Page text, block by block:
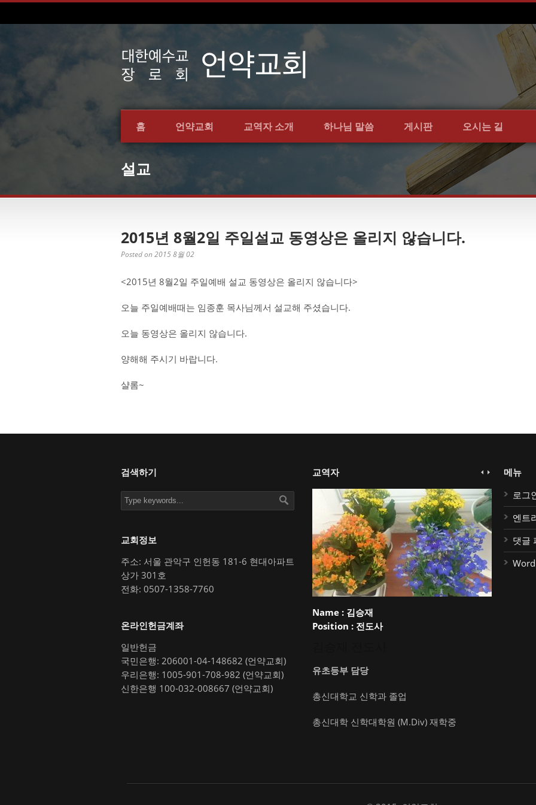
홈 언약교회 교역자 소개 하나님 말씀 게시판 오시는 길
설교
2015년 8월2일 주일설교 동영상은 올리지 않습니다.
Posted on 2015 8월 02
<2015년 8월2일 주일예배 설교 동영상은 올리지 않습니다>
오늘 주일예배때는 임종훈 목사님께서 설교해 주셨습니다.
오늘 동영상은 올리지 않습니다.
양해해 주시기 바랍니다.
샬롬~
검색하기
교회정보
주소: 서울 관악구 인헌동 181-6 현대아파트
상가 301호
전화: 0507-1358-7760
온라인헌금계좌
일반헌금
국민은행: 206001-04-148682 (언약교회)
우리은행: 1005-901-708-982 (언약교회)
신한은행 100-032-008667 (언약교회)
교역자
Name :김승재
Position :전도사
유초등부 담당
총신대학교 신학과 졸업
총신대학 신학대학원 (M.Div) 재학중
메뉴
로그
엔트
댓글